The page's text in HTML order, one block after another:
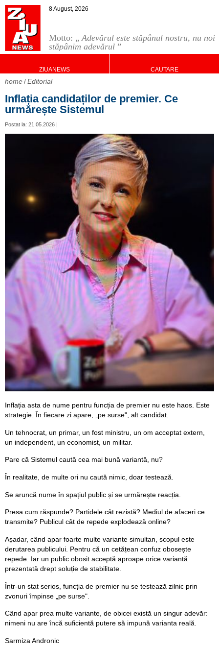
Motto: „Adevărul este stăpânul nostru, nu noi
stăpânim adevărul ”
8 August, 2026
ZIUANEWS CAUTARE
home Editorial
Inflația candidaților de premier. Ce
urmărește Sistemul
Postat la: 21.05.2026 |
Inflația asta de nume pentru funcția de premier nu este haos. Este
strategie. În fiecare zi apare, „pe surse", alt candidat.
Un tehnocrat, un primar, un fost ministru, un om acceptat extern,
un independent, un economist, un militar.
Pare că Sistemul caută cea mai bună variantă, nu?
În realitate, de multe ori nu caută nimic, doar testează.
Se aruncă nume în spațiul public și se urmărește reacția.
Presa cum răspunde? Partidele cât rezistă? Mediul de afaceri ce
transmite? Publicul cât de repede explodează online?
Așadar, când apar foarte multe variante simultan, scopul este
derutarea publicului. Pentru că un cetățean confuz obosește
repede. Iar un public obosit acceptă aproape orice variantă
prezentată drept soluție de stabilitate.
Într-un stat serios, funcția de premier nu se testează zilnic prin
zvonuri împinse „pe surse".
Când apar prea multe variante, de obicei există un singur adevăr:
nimeni nu are încă suficientă putere să impună varianta reală.
Sarmiza Andronic